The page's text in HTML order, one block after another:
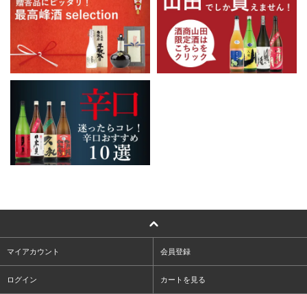
マイアカウント 会員登録
ログイン カートを見る